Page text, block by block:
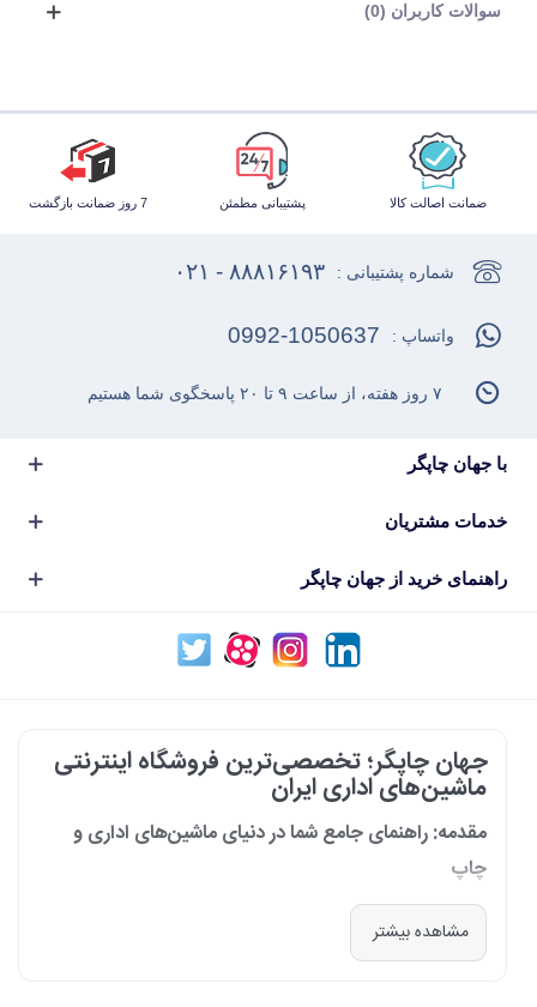
سوالات کاربران (0)
ضمانت اصالت کالا پشتیبانی مطمئن 7 روز ضمانت بازگشت
با جهان چاپگر
خدمات مشتریان
راهنمای خرید از جهان چاپگر
شماره پشتیبانی : ۸۸۸۱۶۱۹۳ - ۰۲۱
واتساپ : 0992-1050637
۷ روز هفته، از ساعت ۹ تا ۲۰ پاسخگوی شما هستیم
جهان چاپگر؛ تخصصی‌ترین فروشگاه اینترنتی
ماشین‌های اداری ایران
مقدمه: راهنمای جامع شما در دنیای ماشین‌های اداری و
چاپ
در دنیای پرشتاب امروز که کسب‌وکارها و سازمان‌ها برای افزایش بهره‌وری خود به
فناوری‌های نوین وابسته‌اند، دسترسی به ابزارهای کارآمد و قابل اعتماد یک
مشاهده بیشتر